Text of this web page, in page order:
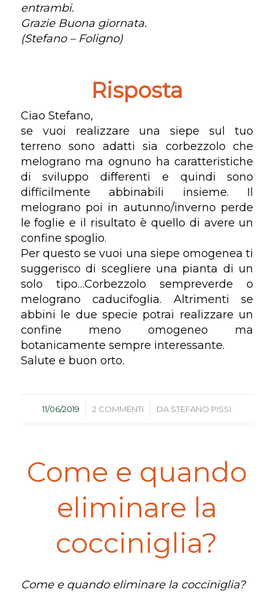
entrambi.
Grazie Buona giornata.
(Stefano – Foligno)
Risposta
Ciao Stefano,
se vuoi realizzare una siepe sul tuo
terreno sono adatti sia corbezzolo che
melograno ma ognuno ha caratteristiche
di sviluppo differenti e quindi sono
difficilmente abbinabili insieme. Il
melograno poi in autunno/inverno perde
le foglie e il risultato è quello di avere un
confine spoglio.
Per questo se vuoi una siepe omogenea ti
suggerisco di scegliere una pianta di un
solo tipo…Corbezzolo sempreverde o
melograno caducifoglia. Altrimenti se
abbini le due specie potrai realizzare un
confine meno omogeneo ma
botanicamente sempre interessante.
Salute e buon orto.
11/06/2019
/ 2 COMMENTI
/ DA STEFANO PISSI
Come e quando
eliminare la
cocciniglia?
Come e quando eliminare la cocciniglia?